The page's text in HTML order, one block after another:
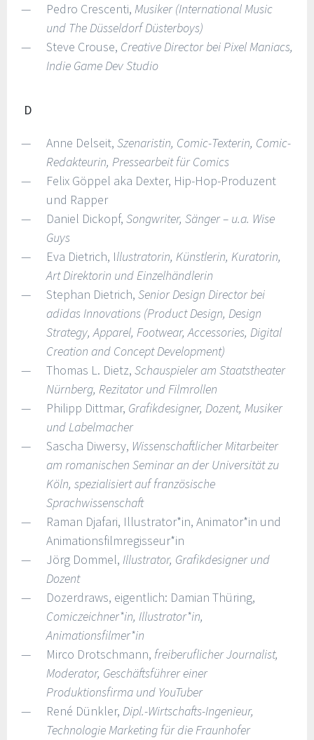
Pedro Crescenti, Musiker (International Music
und The Düsseldorf Düsterboys)
Steve Crouse, Creative Director bei Pixel Maniacs,
Indie Game Dev Studio
D
Anne Delseit, Szenaristin, Comic-Texterin, Comic-
Redakteurin, Pressearbeit für Comics
Felix Göppel aka Dexter, Hip-Hop-Produzent
und Rapper
Daniel Dickopf, Songwriter, Sänger – u.a. Wise
Guys
Eva Dietrich, Illustratorin, Künstlerin, Kuratorin,
Art Direktorin und Einzelhändlerin
Stephan Dietrich, Senior Design Director bei
adidas Innovations (Product Design, Design
Strategy, Apparel, Footwear, Accessories, Digital
Creation and Concept Development)
Thomas L. Dietz, Schauspieler am Staatstheater
Nürnberg, Rezitator und Filmrollen
Philipp Dittmar, Grafikdesigner, Dozent, Musiker
und Labelmacher
Sascha Diwersy, Wissenschaftlicher Mitarbeiter
am romanischen Seminar an der Universität zu
Köln, spezialisiert auf französische
Sprachwissenschaft
Raman Djafari, Illustrator*in, Animator*in und
Animationsfilmregisseur*in
Jörg Dommel, Illustrator, Grafikdesigner und
Dozent
Dozerdraws, eigentlich: Damian Thüring,
Comiczeichner*in, Illustrator*in,
Animationsfilmer*in
Mirco Drotschmann, freiberuflicher Journalist,
Moderator, Geschäftsführer einer
Produktionsfirma und YouTuber
René Dünkler, Dipl.-Wirtschafts-Ingenieur,
Technologie Marketing für die Fraunhofer